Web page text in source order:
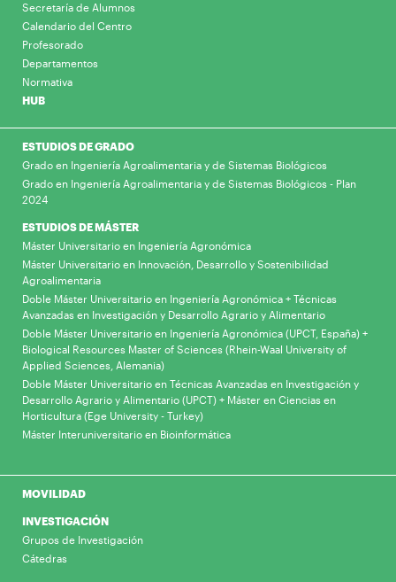
Secretaría de Alumnos
Calendario del Centro
Profesorado
Departamentos
Normativa
HUB
ESTUDIOS DE GRADO
Grado en Ingeniería Agroalimentaria y de Sistemas Biológicos
Grado en Ingeniería Agroalimentaria y de Sistemas Biológicos - Plan
2024
ESTUDIOS DE MÁSTER
Máster Universitario en Ingeniería Agronómica
Máster Universitario en Innovación, Desarrollo y Sostenibilidad
Agroalimentaria
Doble Máster Universitario en Ingeniería Agronómica + Técnicas
Avanzadas en Investigación y Desarrollo Agrario y Alimentario
Doble Máster Universitario en Ingeniería Agronómica (UPCT, España) +
Biological Resources Master of Sciences (Rhein-Waal University of
Applied Sciences, Alemania)
Doble Máster Universitario en Técnicas Avanzadas en Investigación y
Desarrollo Agrario y Alimentario (UPCT) + Máster en Ciencias en
Horticultura (Ege University - Turkey)
Máster Interuniversitario en Bioinformática
MOVILIDAD
INVESTIGACIÓN
Grupos de Investigación
Cátedras